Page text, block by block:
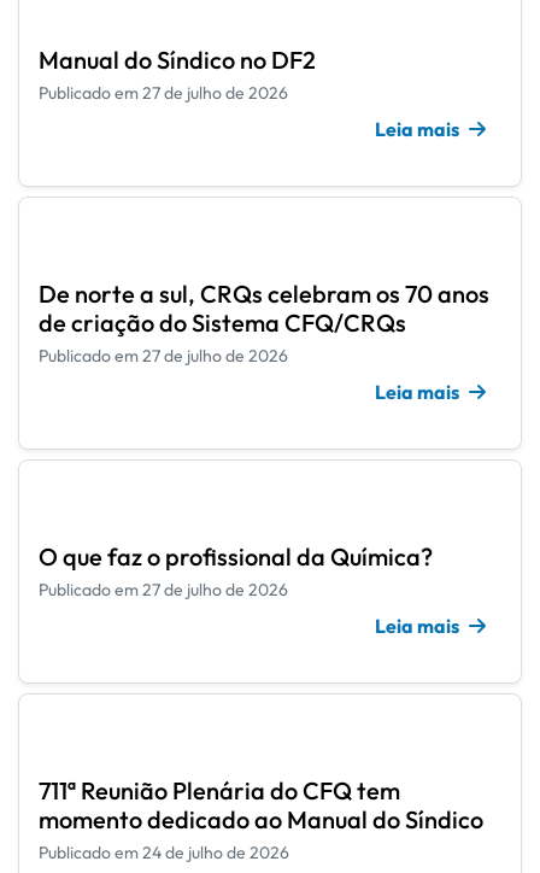
Manual do Síndico no DF2
Publicado em 27 de julho de 2026
Leia mais
De norte a sul, CRQs celebram os 70 anos
de criação do Sistema CFQ/CRQs
Publicado em 27 de julho de 2026
Leia mais
O que faz o profissional da Química?
Publicado em 27 de julho de 2026
Leia mais
711ª Reunião Plenária do CFQ tem
momento dedicado ao Manual do Síndico
Publicado em 24 de julho de 2026